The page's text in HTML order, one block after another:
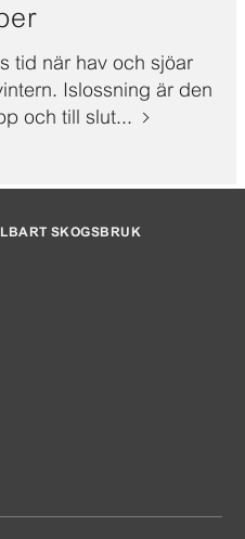
tid när hav och sjöar
Islossning är den
och till slut...
SKOGSBRUK